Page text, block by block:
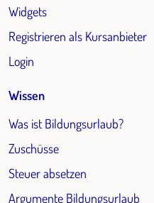
Widgets
Registrieren als Kursanbieter
Login
Wissen
Was ist Bildungsurlaub?
Zuschüsse
Steuer absetzen
Argumente Bildungsurlaub